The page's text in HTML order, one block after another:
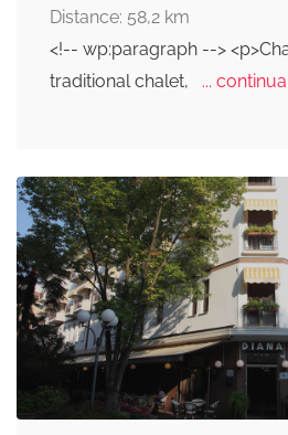
Distance: 58,2 km
<!-- wp:paragraph -->
traditional chalet,
...